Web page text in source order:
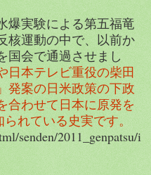
爆実験による第五福竜
核運動の中で、以前か
国会で通過させまし
日本テレビ重役の柴田
発案の日米政策の下政
合わせて日本に原発を
れている史実です。
senden/2011_genpatsu/i